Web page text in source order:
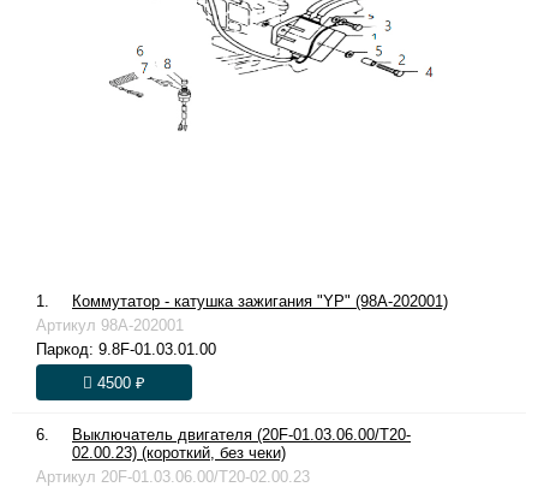
1.
Коммутатор - катушка зажигания "YP" (98A-202001)
Артикул 98A-202001
Паркод: 9.8F-01.03.01.00
4500 ₽
6.
Выключатель двигателя (20F-01.03.06.00/T20-
02.00.23) (короткий, без чеки)
Артикул 20F-01.03.06.00/T20-02.00.23